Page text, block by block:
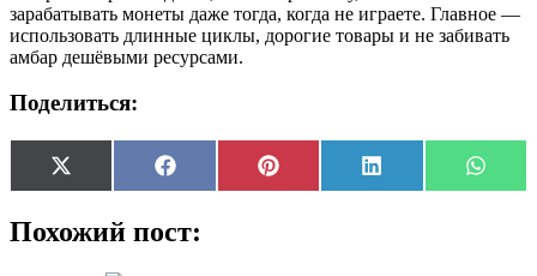
зарабатывать монеты даже тогда, когда не играете. Главное —
использовать длинные циклы, дорогие товары и не забивать
амбар дешёвыми ресурсами.
Поделиться:
Share
on
X
(Twitter)
Share
on
Facebook
Share
on
Pinterest
Share
on
LinkedIn
Share
on
Похожий пост: